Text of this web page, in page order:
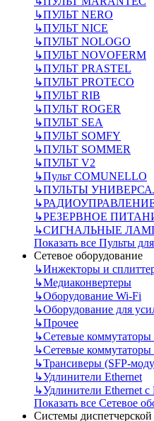
↳ПУЛЬТ NERO
↳ПУЛЬТ NICE
↳ПУЛЬТ NOLOGO
↳ПУЛЬТ NOVOFERM
↳ПУЛЬТ PRASTEL
↳ПУЛЬТ PROTECO
↳ПУЛЬТ RIB
↳ПУЛЬТ ROGER
↳ПУЛЬТ SEA
↳ПУЛЬТ SOMFY
↳ПУЛЬТ SOMMER
↳ПУЛЬТ V2
↳Пульт СOMUNELLO
↳ПУЛЬТЫ
↳
↳РЕЗЕРВНОЕ
↳СИГНАЛЬНЫЕ
Показать все Пульты
Сетевое оборудование
↳Инжекторы и
↳Медиаконвертеры
↳Оборудование Wi-Fi
↳Оборудование для
↳Прочее
↳Сетевые коммутаторы
↳Сетевые коммутаторы
↳Трансиверы (SFP-
↳Удлинители Ethernet
↳Удлинители Ethernet с
Показать все Сетевое
Системы диспетчерской